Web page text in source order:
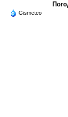
Gismeteo